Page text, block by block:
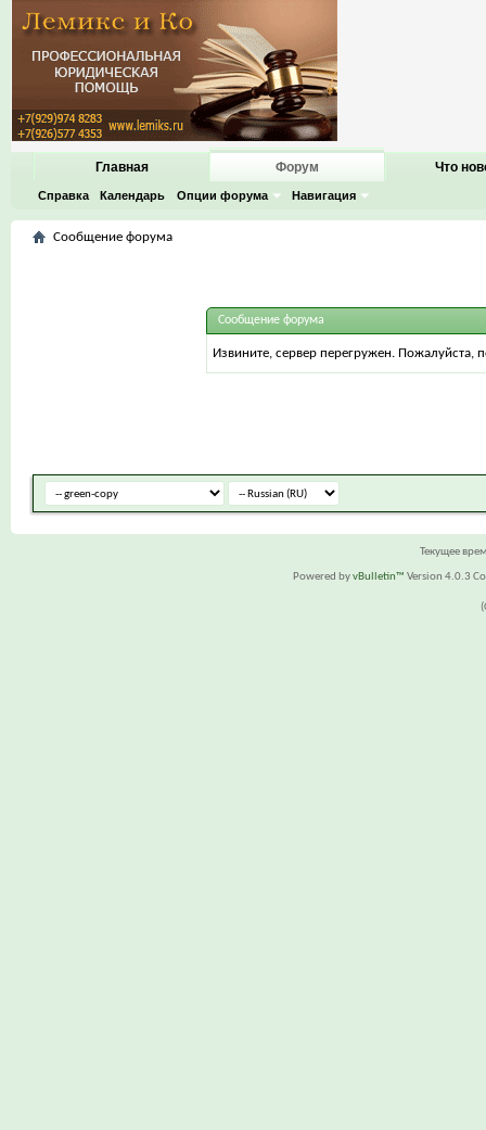
Главная Форум
Справка Календарь Опции форума Навигация
Что
Сообщение форума
Сообщение форума
Извините, сервер перегружен. Пожалуйста,
Текущее
Powered byvBulletin™ Version 4.0.3